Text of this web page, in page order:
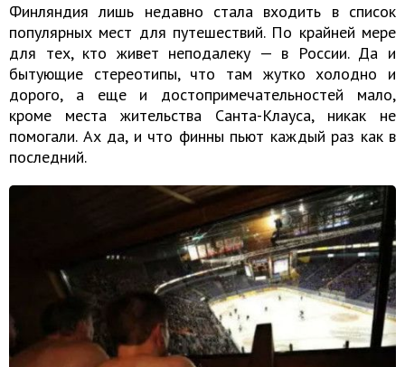
Финляндия лишь недавно стала входить в список
популярных мест для путешествий. По крайней мере
для тех, кто живет неподалеку — в России. Да и
бытующие стереотипы, что там жутко холодно и
дорого, а еще и достопримечательностей мало,
кроме места жительства Санта-Клауса, никак не
помогали. Ах да, и что финны пьют каждый раз как в
последний.